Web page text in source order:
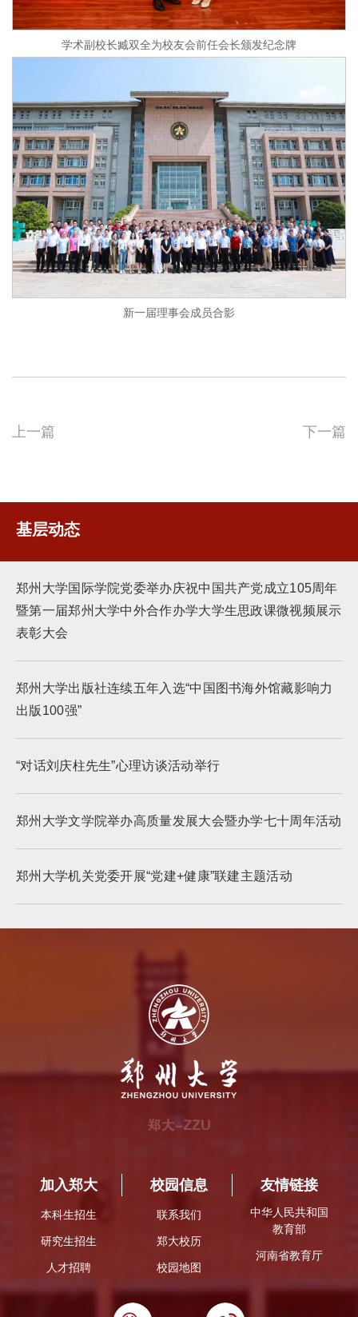
学术副校长臧双全为校友会前任会长颁发纪念牌
新一届理事会成员合影
上一篇 下一篇
基层动态
郑州大学国际学院党委举办庆祝中国共产党成立105周年
暨第一届郑州大学中外合作办学大学生思政课微视频展示
表彰大会
郑州大学出版社连续五年入选“中国图书海外馆藏影响力
出版100强”
“对话刘庆柱先生”心理访谈活动举行
郑州大学文学院举办高质量发展大会暨办学七十周年活动
郑州大学机关党委开展“党建+健康”联建主题活动
加入郑大
本科生招生
研究生招生
人才招聘
校园信息
联系我们
郑大校历
校园地图
友情链接
中华人民共和国
教育部
河南省教育厅